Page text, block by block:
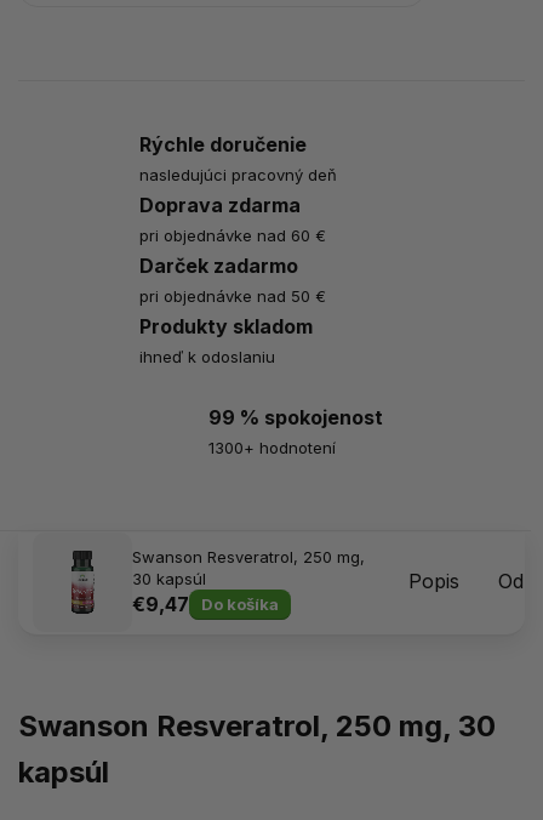
Rýchle doručenie
nasledujúci pracovný deň
Doprava zdarma
pri objednávke nad 60 €
Darček zadarmo
pri objednávke nad 50 €
Produkty skladom
ihneď k odoslaniu
99 % spokojenost
1300+ hodnotení
Swanson Resveratrol, 250 mg,
30 kapsúl
€9,47 Do košíka
Popis
Swanson Resveratrol, 250 mg, 30
kapsúl